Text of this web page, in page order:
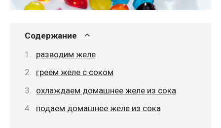
Содержание
разводим желе
греем желе с соком
охлаждаем домашнее желе из сока
подаем домашнее желе из сока